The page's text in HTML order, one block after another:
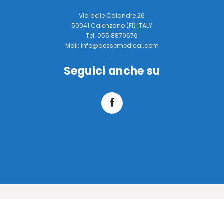
Via delle Calandre 26
50041 Calenzano (FI) ITALY
Tel: 055 8879676
Mail: info@aessemedical.com
Seguici anche su